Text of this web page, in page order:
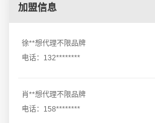
加盟信息
徐**想代理不限品牌
电话：132********
肖**想代理不限品牌
电话：158********